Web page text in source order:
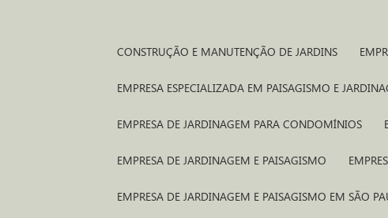
CONSTRUÇÃO E MANUTENÇÃO DE JARDINS
EMPRESA ESPECIALIZADA EM PAISAGISMO E
EMPRESA DE JARDINAGEM PARA CONDOMÍNIOS
EMPRESA DE JARDINAGEM E PAISAGISMO
EMPRESA DE JARDINAGEM E PAISAGISMO EM SÃO